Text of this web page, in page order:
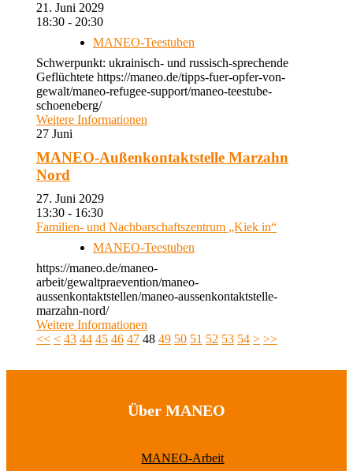
21. Juni 2029
18:30 - 20:30
MANEO-Teestuben
Schwerpunkt: ukrainisch- und russisch-sprechende
Geflüchtete https://maneo.de/tipps-fuer-opfer-von-
gewalt/maneo-refugee-support/maneo-teestube-
schoeneberg/
Weitere Informationen
27 Juni
MANEO-Außenkontaktstelle Marzahn
Nord
27. Juni 2029
13:30 - 16:30
Familien- und Nachbarschaftszentrum „Kiek in“
MANEO-Teestuben
https://maneo.de/maneo-
arbeit/gewaltpraevention/maneo-
aussenkontaktstellen/maneo-aussenkontaktstelle-
marzahn-nord/
Weitere Informationen
<< < 43 44 45 46 47 48 49 50 51 52 53 54 > >>
Über MANEO
MANEO-Arbeit